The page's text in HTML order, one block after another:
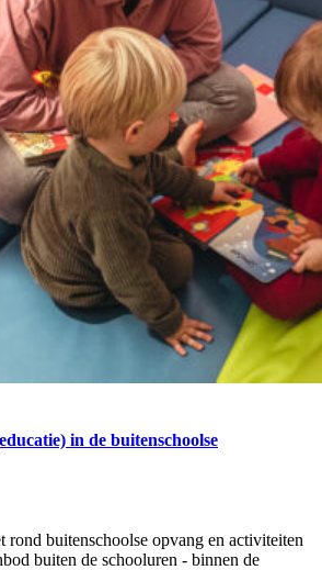
in de buitenschoolse
rond buitenschoolse opvang en activiteiten
buiten de schooluren - binnen de